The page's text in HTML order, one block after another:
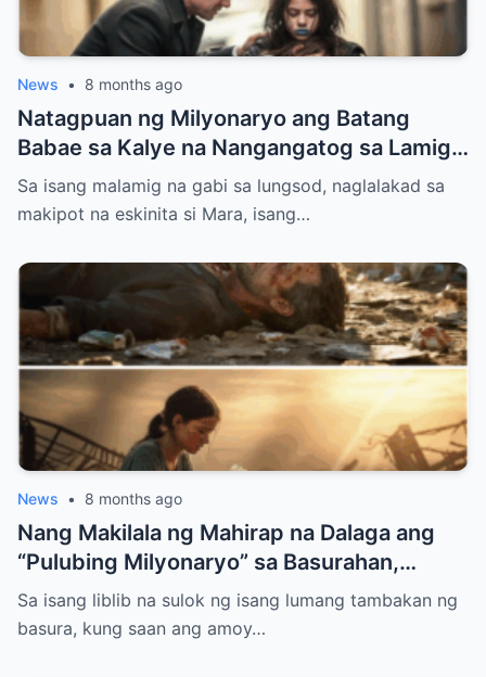
News • 8 months ago
Natagpuan ng Milyonaryo ang Batang
Babae sa Kalye na Nangangatog sa Lamig,
Hawak ang Anak — Ang Ginawa Niyang Isa
ay Nagbago ng Lahat
Sa isang malamig na gabi sa lungsod, naglalakad sa
makipot na eskinita si Mara, isang…
News • 8 months ago
Nang Makilala ng Mahirap na Dalaga ang
“Pulubing Milyonaryo” sa Basurahan,
Nabunyag ang Lihim na Nagpabago sa
Kapalaran Nila
Sa isang liblib na sulok ng isang lumang tambakan ng
basura, kung saan ang amoy…